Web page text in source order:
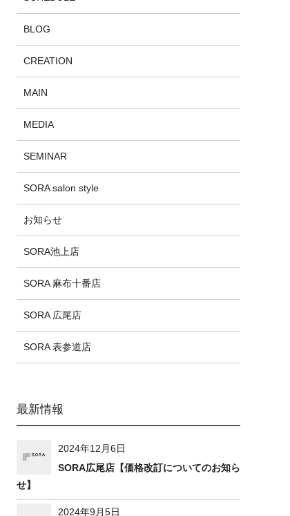
BLOG
CREATION
MAIN
MEDIA
SEMINAR
SORA salon style
お知らせ
SORA池上店
SORA 麻布十番店
SORA 広尾店
SORA 表参道店
最新情報
2024年12月6日
SORA広尾店【価格改訂についてのお知ら
せ】
2024年9月5日